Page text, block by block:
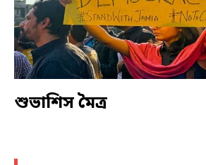
শুভাশিস মৈত্র